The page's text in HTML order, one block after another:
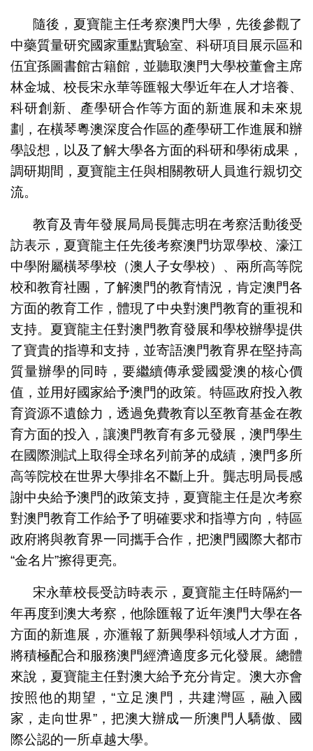
隨後，夏寶龍主任考察澳門大學，先後參觀了
中藥質量研究國家重點實驗室、科研項目展示區和
伍宜孫圖書館古籍館，並聽取澳門大學校董會主席
林金城、校長宋永華等匯報大學近年在人才培養、
科研創新、產學研合作等方面的新進展和未來規
劃，在橫琴粵澳深度合作區的產學研工作進展和辦
學設想，以及了解大學各方面的科研和學術成果，
調研期間，夏寶龍主任與相關教研人員進行親切交
流。
教育及青年發展局局長龔志明在考察活動後受
訪表示，夏寶龍主任先後考察澳門坊眾學校、濠江
中學附屬橫琴學校（澳人子女學校）、兩所高等院
校和教育社團，了解澳門的教育情況，肯定澳門各
方面的教育工作，體現了中央對澳門教育的重視和
支持。夏寶龍主任對澳門教育發展和學校辦學提供
了寶貴的指導和支持，並寄語澳門教育界在堅持高
質量辦學的同時，要繼續傳承愛國愛澳的核心價
值，並用好國家給予澳門的政策。特區政府投入教
育資源不遺餘力，透過免費教育以至教育基金在教
育方面的投入，讓澳門教育有多元發展，澳門學生
在國際測試上取得全球名列前茅的成績，澳門多所
高等院校在世界大學排名不斷上升。龔志明局長感
謝中央給予澳門的政策支持，夏寶龍主任是次考察
對澳門教育工作給予了明確要求和指導方向，特區
政府將與教育界一同攜手合作，把澳門國際大都市
“金名片”擦得更亮。
宋永華校長受訪時表示，夏寶龍主任時隔約一
年再度到澳大考察，他除匯報了近年澳門大學在各
方面的新進展，亦滙報了新興學科領域人才方面，
將積極配合和服務澳門經濟適度多元化發展。總體
來說，夏寶龍主任對澳大給予充分肯定。澳大亦會
按照他的期望，“立足澳門，共建灣區，融入國
家，走向世界”，把澳大辦成一所澳門人驕傲、國
際公認的一所卓越大學。